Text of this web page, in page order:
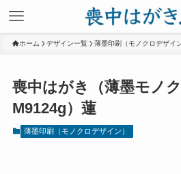
ホーム デザイン一覧 薄墨印刷（モノクロデザイン
喪中はがき（薄墨モノ
M9124g）蓮
薄墨印刷（モノクロデザイン）